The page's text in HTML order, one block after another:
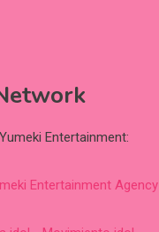
Entertainment:
Entertainment Agency